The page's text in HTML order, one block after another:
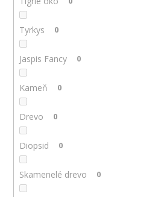
Tyrkys 0
Jaspis Fancy 0
Kameň 0
Drevo 0
Diopsid 0
Skamenelé drevo 0